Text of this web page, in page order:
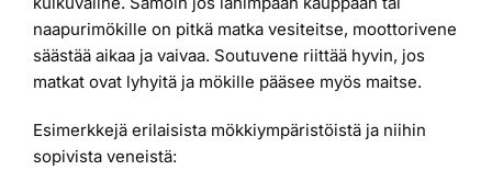
naapurimökille on pitkä matka vesiteitse, moottorivene
säästää aikaa ja vaivaa. Soutuvene riittää hyvin, jos
matkat ovat lyhyitä ja mökille pääsee myös maitse.
Esimerkkejä erilaisista mökkiympäristöistä ja niihin
sopivista veneistä: